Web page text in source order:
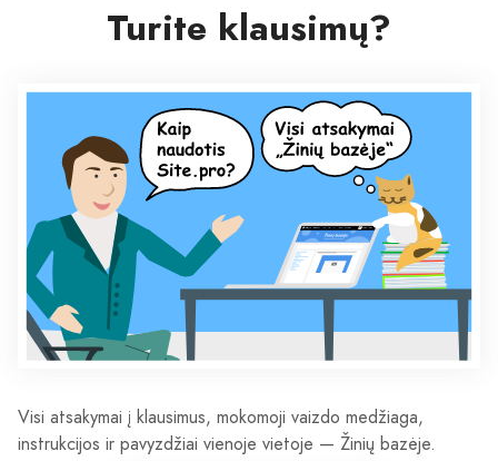
Turite klausimų?
Visi atsakymai į klausimus, mokomoji vaizdo medžiaga,
instrukcijos ir pavyzdžiai vienoje vietoje — Žinių bazėje.